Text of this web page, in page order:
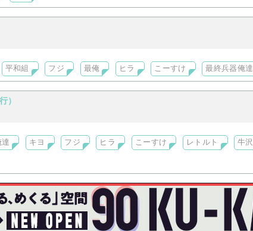
平和組 フジ 最俺 ヒラ こーすけ 最終兵器俺達
）
キヨ フジ ヒラ こーすけ レトルト 牛沢